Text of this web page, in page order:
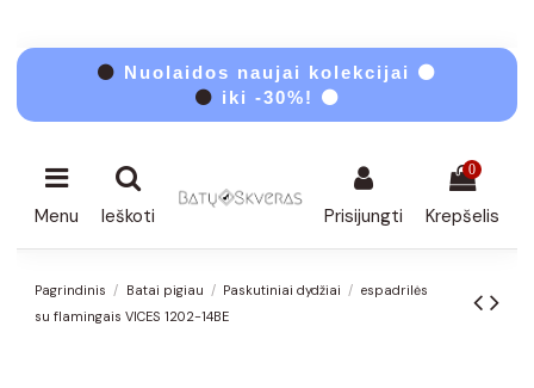
⚫ Nuolaidos naujai kolekcijai ⚫
⚫ iki -30%! ⚫
Menu Ieškoti Prisijungti
0
Krepšelis
Pagrindinis Batai pigiau Paskutiniai dydžiai
espadrilės
su flamingais VICES 1202-14BE